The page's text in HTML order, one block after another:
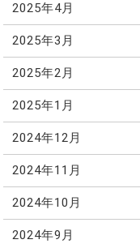
2025年4月
2025年3月
2025年2月
2025年1月
2024年12月
2024年11月
2024年10月
2024年9月